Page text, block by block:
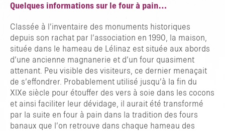
Quelques informations sur le four à pain…
Classée à l’inventaire des monuments historiques
depuis son rachat par l’association en 1990, la maison,
située dans le hameau de Lélinaz est située aux abords
d’une ancienne magnanerie et d’un four quasiment
attenant. Peu visible des visiteurs, ce dernier menaçait
de s’effondrer. Probablement utilisé jusqu’à la fin du
XIXe siècle pour étouffer des vers à soie dans les cocons
et ainsi faciliter leur dévidage, il aurait été transformé
par la suite en four à pain dans la tradition des fours
banaux que l’on retrouve dans chaque hameau des